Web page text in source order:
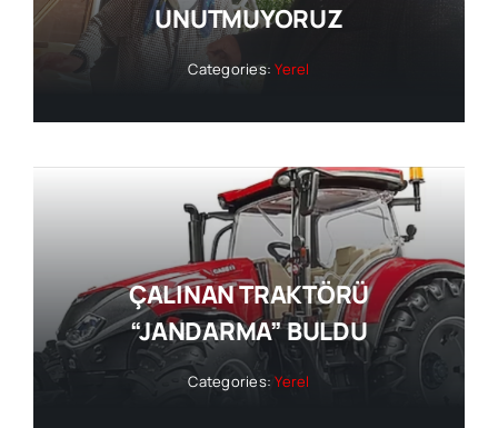
UNUTMUYORUZ
Categories:Yerel
ÇALINAN TRAKTÖRÜ
“JANDARMA” BULDU
Categories:Yerel